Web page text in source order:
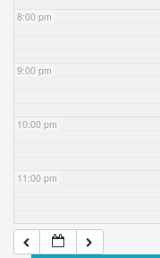
8:00 pm
9:00 pm
10:00 pm
11:00 pm